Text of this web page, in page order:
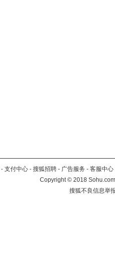
- 支付中心 - 搜狐招聘 - 广告服务 - 客服中心
Copyright©2018
搜狐不良信息举